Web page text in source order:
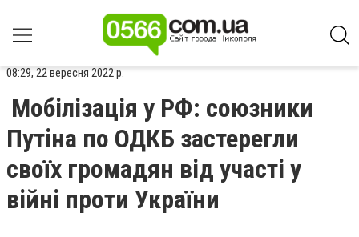
08:29, 22 вересня 2022 р.
Мобілізація у РФ: союзники
Путіна по ОДКБ застерегли
своїх громадян від участі у
війні проти України